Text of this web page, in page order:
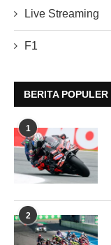
Live Streaming
F1
BERITA POPULER
1
2